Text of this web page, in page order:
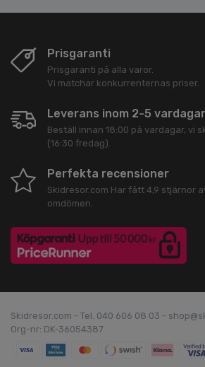
Prisgaranti
Prisgaranti på alla varor.
Vi matchar konkurrenternas priser.
Leverans inom 2-5 vardagar
Beställ innan 18:00 på vardagar, vi
(16:30 fredag).
Perfekta recensioner
Skidresor.com Har fått 4,9 stjärnor
omdömen.
Skidresor.com - Tel. 040 606 08 03 -
Org-nr: DK-36054387